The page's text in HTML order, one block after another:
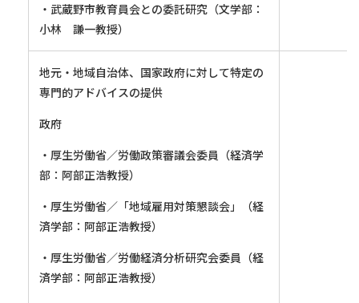
・武蔵野市教育員会との委託研究（文学部：
小林 謙一教授）
地元・地域自治体、国家政府に対して特定の
専門的アドバイスの提供
政府
・厚生労働省／労働政策審議会委員（経済学
部：阿部正浩教授）
・厚生労働省／「地域雇用対策懇談会」（経
済学部：阿部正浩教授）
・厚生労働省／労働経済分析研究会委員（経
済学部：阿部正浩教授）